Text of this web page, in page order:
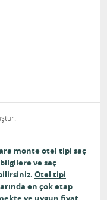
monte otel tipi saç
ve saç
Otel tipi
en çok etap